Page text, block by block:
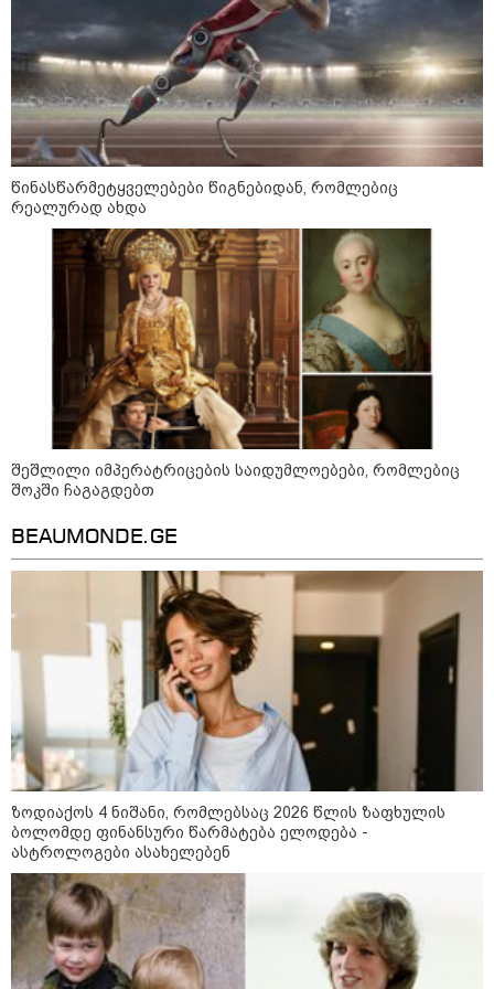
ადმინისტრაციამ “UFO”- ს
ფაილების მორიგი პაკეტი
გამოაქვეყნა
22:30 / 07-08-2026
ინტერნეტში ამაღელვებელი
კადრები ვრცელდება - როგორ
გადაარჩინა 56 წლის კაცმა
ბავშვები აბობოქრებულ ზღვაში
კატეგორიის ყველა სიახლე
"არის პოლარიზაციის კიდევ უფრო
გაღრმავების საფრთხე და ...“
"გონებაში ვალაგებდი, ეს ამბავი
პირველად ვისთვის მეთქვა, ვის
უნდა ჩავექოლე“
"ძალიან მძიმეა ჩემთვის ის, რაც
ახლა გითხარით“
"ეს უზნეო გზა
ხელისუფლებისთვის ცუდად
მთავრდება ხოლმე“
წინასწარმეტყველებები წიგნებიდან, რომლებიც
რეალურად ახდა
შეშლილი იმპერატრიცების საიდუმლოებები, რომლებიც
შოკში ჩაგაგდებთ
BEAUMONDE.GE
ზოდიაქოს 4 ნიშანი, რომლებსაც 2026 წლის ზაფხულის
ბოლომდე ფინანსური წარმატება ელოდება -
ასტროლოგები ასახელებენ